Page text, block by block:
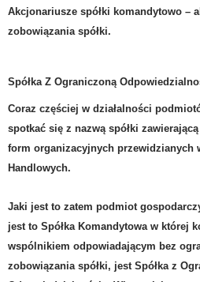
Akcjonariusze spółki komandytowo –
zobowiązania spółki.
Spółka Z Ograniczoną
Coraz częściej w działalności
spotkać się z nazwą spółki
form organizacyjnych przewidzianych
Handlowych.
Jaki jest to zatem podmiot
jest to Spółka Komandytowa w której
wspólnikiem odpowiadającym bez
zobowiązania spółki, jest Spółka z